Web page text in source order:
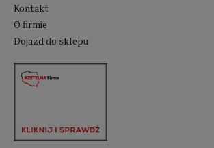
Kontakt
O firmie
Dojazd do sklepu